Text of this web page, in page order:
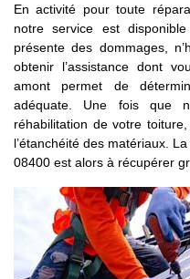
En activité pour toute
notre service est
présente des dommages,
obtenir l’assistance dont
amont permet de
adéquate. Une fois que
réhabilitation de votre
l’étanchéité des matériaux.
08400 est alors à récupérer